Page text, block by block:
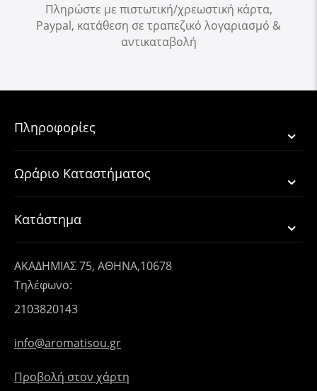
Πληρώστε με πιστωτική/χρεωστική κάρτα,
Paypal, κατάθεση σε τραπεζικό λογαριασμό &
αντικαταβολή
Πληροφορίες
Ωράριο Καταστήματος
Κατάστημα
ΑΚΑΔΗΜΙΑΣ 75, ΑΘΗΝΑ,10678
Τηλέφωνο:
2103820143
info@aromatisou.gr
Προβολή στον χάρτη